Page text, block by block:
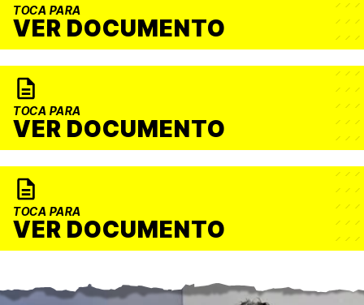
TOCA PARA
VER DOCUMENTO
TOCA PARA
VER DOCUMENTO
TOCA PARA
VER DOCUMENTO